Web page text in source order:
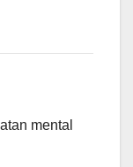
mental